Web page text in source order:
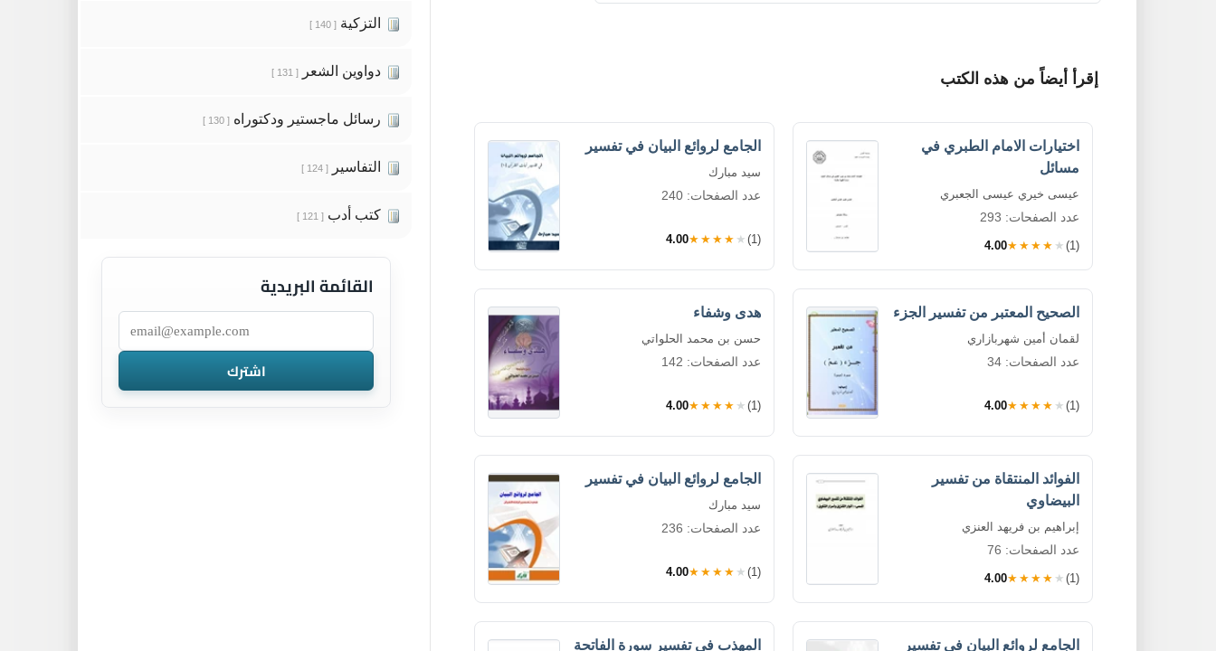
إقرأ أيضاً من هذه الكتب
اختيارات الامام الطبري في
مسائل
عيسى خيري عيسى الجعبري
عدد الصفحات: 293
4.00★★★★★ (1)
الجامع لروائع البيان في تفسير
سيد مبارك
عدد الصفحات: 240
4.00★★★★★ (1)
الصحيح المعتبر من تفسير الجزء
لقمان أمين شهربازاري
عدد الصفحات: 34
4.00★★★★★ (1)
هدى وشفاء
حسن بن محمد الحلواتي
عدد الصفحات: 142
4.00★★★★★ (1)
الفوائد المنتقاة من تفسير
البيضاوي
إبراهيم بن فريهد العنزي
عدد الصفحات: 76
4.00★★★★★ (1)
الجامع لروائع البيان في تفسير
سيد مبارك
عدد الصفحات: 236
4.00★★★★★ (1)
الجامع لروائع البيان في تفسير المهذب في تفسير سورة الفاتحة
التزكية [ 140 ]
دواوين الشعر [ 131 ]
رسائل ماجستير ودكتوراه [ 130 ]
التفاسير [ 124 ]
كتب أدب [ 121 ]
القائمة البريدية